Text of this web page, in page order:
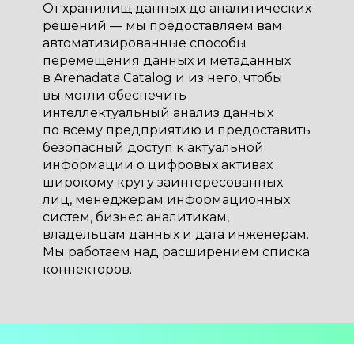
От хранилищ данных до аналитических
решений — мы предоставляем вам
автоматизированные способы
перемещения данных и метаданных
в Arenadata Catalog и из него, чтобы
вы могли обеспечить
интеллектуальный анализ данных
по всему предприятию и предоставить
безопасный доступ к актуальной
информации о цифровых активах
широкому кругу заинтересованных
лиц, менеджерам информационных
систем, бизнес аналитикам,
владельцам данных и дата инженерам.
Мы работаем над расширением списка
коннекторов.